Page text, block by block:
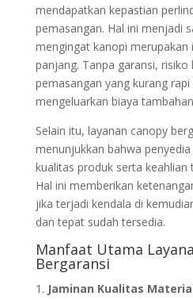
mendapatkan kepastian
pemasangan. Hal ini menjadi
mengingat kanopi merupakan
panjang. Tanpa garansi, risiko
pemasangan yang kurang
mengeluarkan biaya
Selain itu, layanan canopy
menunjukkan bahwa
kualitas produk serta keahlian
Hal ini memberikan
jika terjadi kendala di
dan tepat sudah tersedia.
Manfaat Utama
Bergaransi
Jaminan Kualitas